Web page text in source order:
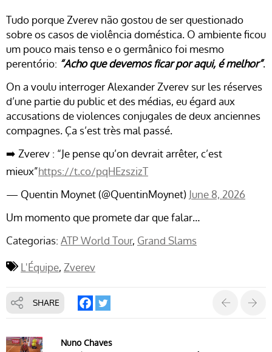
Tudo porque Zverev não gostou de ser questionado
sobre os casos de violência doméstica. O ambiente ficou
um pouco mais tenso e o germânico foi mesmo
perentório: “Acho que devemos ficar por aqui, é melhor”.
On a voulu interroger Alexander Zverev sur les réserves
d’une partie du public et des médias, eu égard aux
accusations de violences conjugales de deux anciennes
compagnes. Ça s’est très mal passé.
➡️ Zverev : “Je pense qu’on devrait arrêter, c’est
mieux”https://t.co/pqHEzszizT
— Quentin Moynet (@QuentinMoynet) June 8, 2026
Um momento que promete dar que falar…
Categorias: ATP World Tour Grand Slams
L'Équipe Zverev
SHARE
Nuno Chaves